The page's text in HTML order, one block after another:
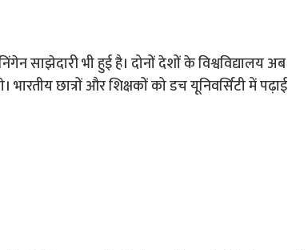
साझेदारी भी हुई है। दोनों देशों के विश्वविद्यालय अब
छात्रों और शिक्षकों को डच यूनिवर्सिटी में पढ़ाई